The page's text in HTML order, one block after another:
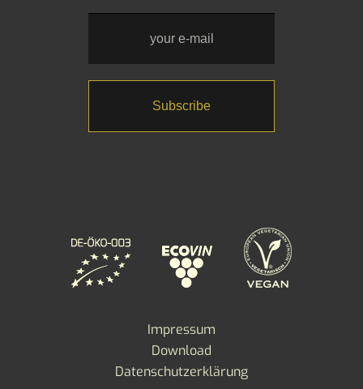
Impressum
Download
Datenschutzerklärung